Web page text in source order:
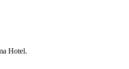
Hotel.